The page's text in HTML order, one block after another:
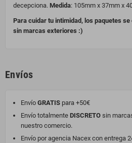
decepciona. Medida: 105mm x 37mm x
Para cuidar tu intimidad, los paquetes se
sin marcas exteriores :)
Envíos
Envío GRATIS para +50€
Envío totalmente DISCRETO sin
nuestro comercio.
Envío por agencia Nacex con entrega